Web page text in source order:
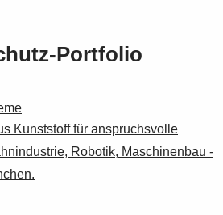
Portfolio
Kunststoff für anspruchsvolle
Robotik, Maschinenbau -